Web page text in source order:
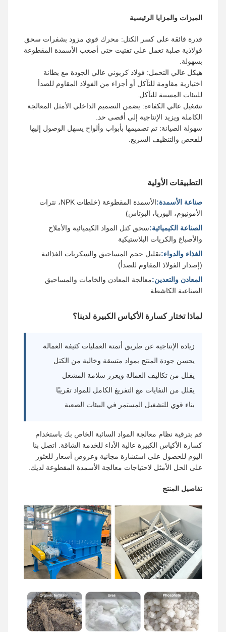
الميزات والمزايا الرئيسية
قدرة فائقة على كسر الكتل: محرك قوي مزود بشفرات سحق
فولاذية صلبة تعمل على تفتيت حتى أصعب الأسمدة المقطوعة
بسهولة.
هيكل عالي التحمل: فولاذ كربوني عالي الجودة مع بطانة
اختيارية مقاومة للتآكل أو أجزاء من الفولاذ المقاوم للصدأ
للبيئات المسببة للتآكل.
تشغيل عالي الكفاءة: يضمن التصميم الداخلي الأمثل المعالجة
الكاملة ويزيد الإنتاجية إلى أقصى حد.
سهولة الصيانة: تم تصميمها بأبواب وألواح يسهل الوصول إليها
للفحص والتنظيف السريع.
التطبيقات الأولية
صناعة الأسمدة:
الأسمدة المقطوعة (خلطات NPK، نترات
الأمونيوم، اليوريا، البوتاس)
الصناعة الكيميائية:سحق كتل المواد الكيميائية والأملاح
والأصباغ والكريات البلاستيكية
الغذاء والدواء:تقليل حجم المساحيق والسكريات الغذائية
(إصدار الفولاذ المقاوم للصدأ)
المعادن والتعدين:معالجة المعادن والخامات والمساحيق
الصناعية الكاشطة
لماذا تختار كسارة الأكياس الكبيرة لدينا؟
زيادة الإنتاجية عن طريق أتمتة العمليات كثيفة العمالة
يحسن جودة المنتج بمواد متسقة وخالية من الكتل
يقلل من تكاليف العمالة ويعزز سلامة المشغل
يقلل من النفايات مع التفريغ الكامل للمواد تقريبًا
بناء قوي للتشغيل المستمر في البيئات الصعبة
قم بترقية نظام معالجة المواد السائبة الخاص بك باستخدام
كسارة الأكياس الكبيرة عالية الأداء للخدمة الشاقة. اتصل بنا
اليوم للحصول على استشارة مجانية وعروض أسعار للعثور
على الحل الأمثل لاحتياجات معالجة الأسمدة المقطوعة لديك.
تفاصيل المنتج